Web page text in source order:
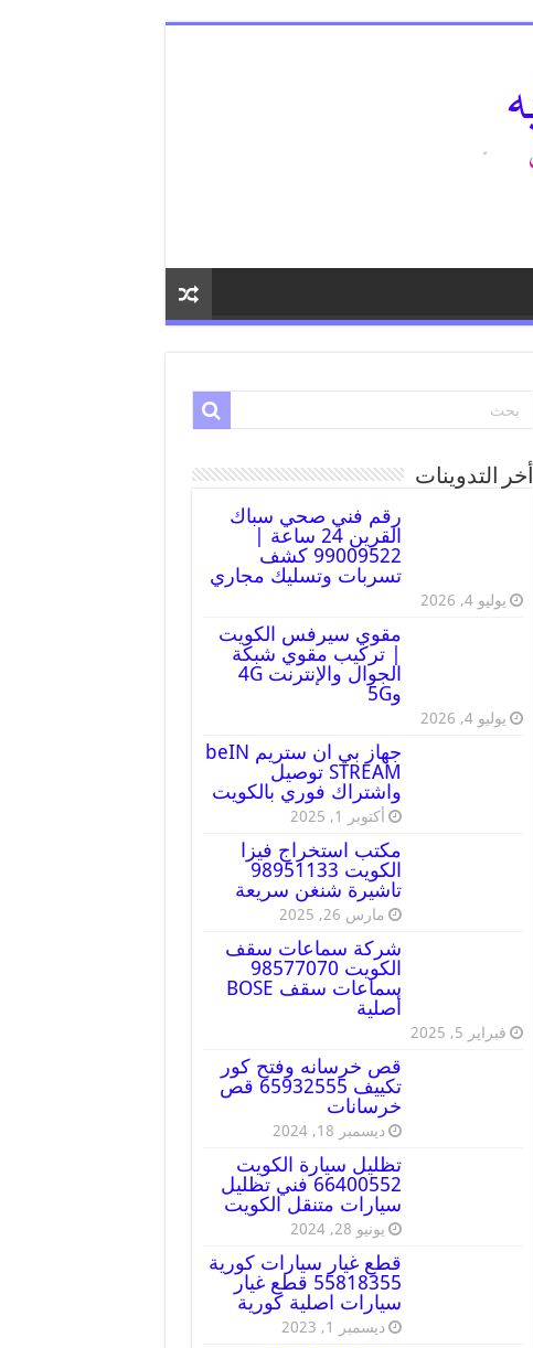
أخر التدوينات
رقم فني صحي سباك
القرين 24 ساعة |
99009522 كشف
تسربات وتسليك مجاري
يوليو 4, 2026
مقوي سيرفس الكويت
| تركيب مقوي شبكة
الجوال والإنترنت 4G
و5G
يوليو 4, 2026
جهاز بي ان ستريم beIN
STREAM توصيل
واشتراك فوري بالكويت
أكتوبر 1, 2025
مكتب استخراج فيزا
الكويت 98951133
تاشيرة شنغن سريعة
مارس 26, 2025
شركة سماعات سقف
الكويت 98577070
سماعات سقف BOSE
أصلية
فبراير 5, 2025
قص خرسانه وفتح كور
تكييف 65932555 قص
خرسانات
ديسمبر 18, 2024
تظليل سيارة الكويت
66400552 فني تظليل
سيارات متنقل الكويت
يونيو 28, 2024
قطع غيار سيارات كورية
55818355 قطع غيار
سيارات اصلية كورية
ديسمبر 1, 2023